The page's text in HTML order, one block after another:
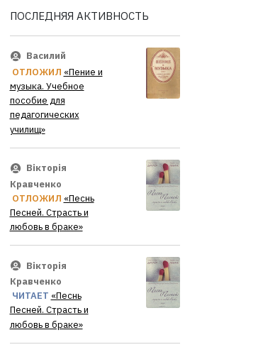
0
ПОСЛЕДНЯЯ АКТИВНОСТЬ
Василий
ОТЛОЖИЛ «Пение и
музыка. Учебное
пособие для
педагогических
училищ»
Вікторія
Кравченко
ОТЛОЖИЛ «Песнь
Песней. Страсть и
любовь в браке»
Вікторія
Кравченко
ЧИТАЕТ «Песнь
Песней. Страсть и
любовь в браке»